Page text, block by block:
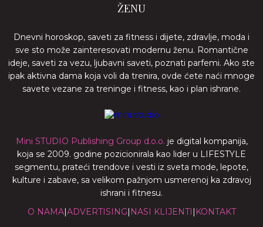
ŽENU
Dnevni horoskop, saveti za fitness i dijete, zdravlje, moda i
sve sto može zainteresovati modernu ženu. Romantične
ideje, saveti za vezu, ljubavni saveti, poznati parfemi. Ako ste
ipak aktivna dama koja voli da trenira, ovde ćete naći mnoge
savete vezane za treninge i fitness, kao i plan ishrane.
Mini STUDIO Publishing Group d.o.o. je digital kompanija,
koja se 2009. godine pozicionirala kao lider u LIFESTYLE
segmentu, prateći trendove i vesti iz sveta mode, lepote,
kulture i zabave, sa velikom pažnjom usmerenoj ka zdravoj
ishrani i fitnesu.
O NAMA|ADVERTISING| NASI KLIJENTI | KONTAKT